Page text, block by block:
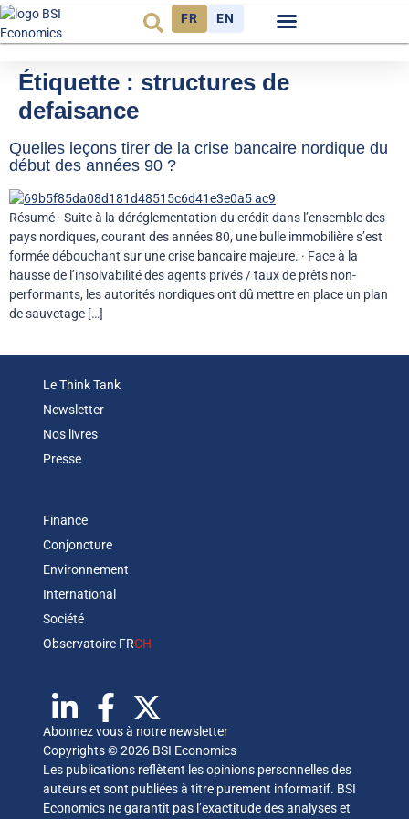
FR EN
Étiquette : structures de
defaisance
Quelles leçons tirer de la crise bancaire nordique du
début des années 90 ?
Résumé · Suite à la déréglementation du crédit dans l’ensemble des
pays nordiques, courant des années 80, une bulle immobilière s’est
formée débouchant sur une crise bancaire majeure. · Face à la
hausse de l’insolvabilité des agents privés / taux de prêts non-
performants, les autorités nordiques ont dû mettre en place un plan
de sauvetage […]
Le Think Tank
Newsletter
Nos livres
Presse
Finance
Conjoncture
Environnement
International
Société
Observatoire FRCH
Abonnez vous à notre newsletter
Copyrights © 2026 BSI Economics
Les publications reflètent les opinions personnelles des
auteurs et sont publiées à titre purement informatif. BSI
Economics ne garantit pas l’exactitude des analyses et